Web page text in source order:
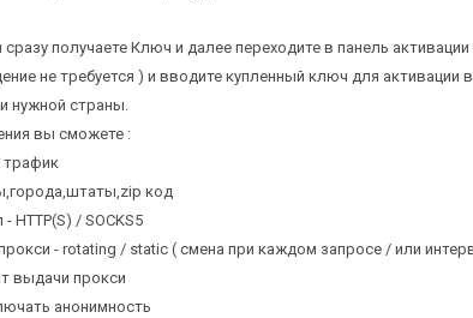
получаете Ключ и далее переходите в панель активации
не требуется ) и вводите купленный ключ для активации
нужной страны.
вы сможете :
трафик
код
HTTP(S) / SOCKS5
- rotating / static ( смена при каждом запросе / или
выдачи прокси
анонимность
в корзине